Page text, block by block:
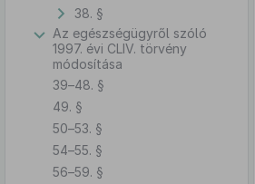
38. §
Az egészségügyről szóló
1997. évi CLIV. törvény
módosítása
39–48. §
49. §
50–53. §
54–55. §
56–59. §